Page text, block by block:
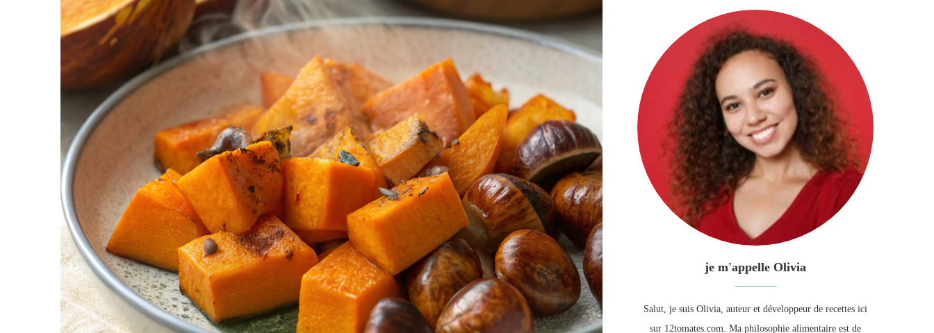
je m'appelle Olivia
Salut, je suis Olivia, auteur et développeur de recettes ici
sur 12tomates.com. Ma philosophie alimentaire est de